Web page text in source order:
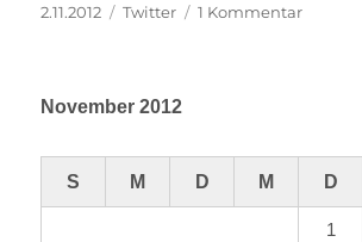
Veröffentlicht
2.11.2012 Kategorien
Twitter 1 Kommentarzu
November 2012
S M D M D
1